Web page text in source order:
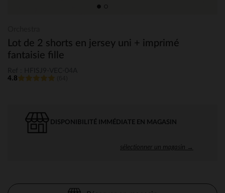
Lot de 2 shorts en jersey uni + imprimé
fantaisie fille
4.8
DISPONIBILITÉ IMMÉDIATE EN MAGASIN
sélectionner un magasin →